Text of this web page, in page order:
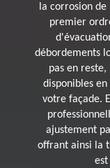
la corrosion
premier
débordements
pas en
disponibles
votre façade.
ajustement
offrant ainsi la